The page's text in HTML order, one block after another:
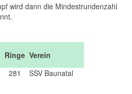
wird dann die Mindestrundenzahl
Ringe Verein
281 SSV Baunatal